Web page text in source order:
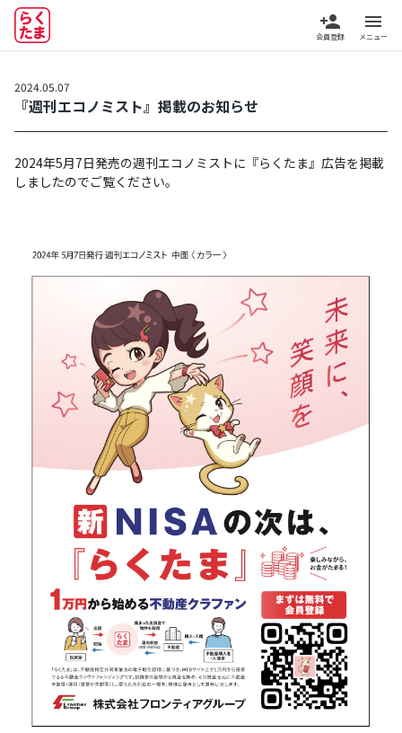
person_add
会員登録
menu
メニュー
2024.05.07
『週刊エコノミスト』掲載のお知らせ
2024年5月7日発売の週刊エコノミストに『らくたま』広告を掲載
しましたのでご覧ください。